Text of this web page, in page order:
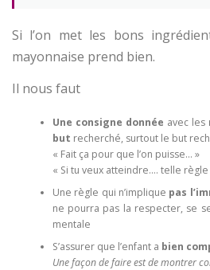
Si l’on met les bons
mayonnaise prend bien.
Il nous faut
Une consigne donnée avec les
but recherché, surtout le but
« Fait ça pour que l’on puisse… »
« Si tu veux atteindre…. telle
Une règle qui n’implique pas
ne pourra pas la respecter, se
mentale
S’assurer que l’enfant a bien
Une façon de faire est de montrer